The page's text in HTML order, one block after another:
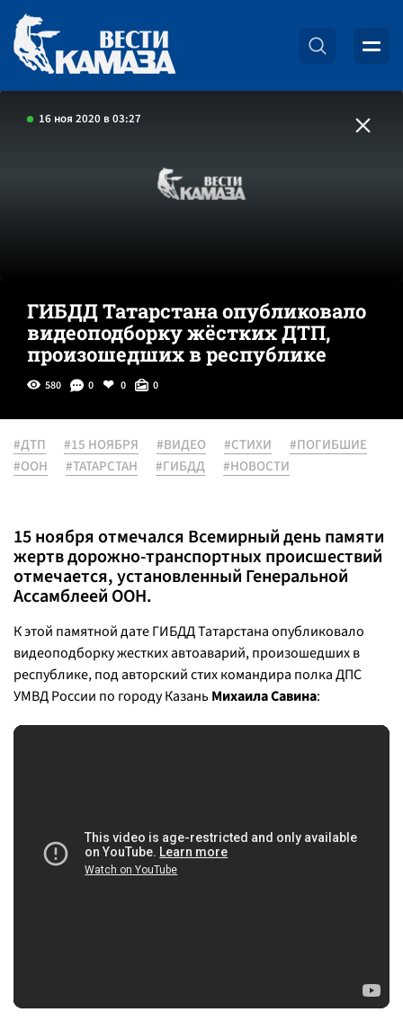
16 ноя 2020 в 03:27
ГИБДД Татарстана опубликовало
видеоподборку жёстких ДТП,
произошедших в республике
580 0 0 0
#ДТП #15 НОЯБРЯ #ВИДЕО #СТИХИ
#ПОГИБШИЕ
#ООН
#ТАТАРСТАН #ГИБДД #НОВОСТИ
15 ноября отмечался Всемирный день памяти
жертв дорожно-транспортных происшествий
отмечается, установленный Генеральной
Ассамблеей ООН.
К этой памятной дате ГИБДД Татарстана опубликовало
видеоподборку жестких автоаварий, произошедших в
республике, под авторский стих командира полка ДПС
УМВД России по городу КазаньМихаила Савина: